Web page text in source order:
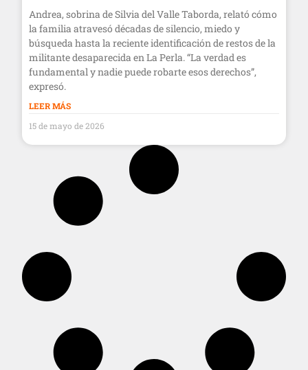
Andrea, sobrina de Silvia del Valle Taborda, relató cómo
la familia atravesó décadas de silencio, miedo y
búsqueda hasta la reciente identificación de restos de la
militante desaparecida en La Perla. “La verdad es
fundamental y nadie puede robarte esos derechos”,
expresó.
LEER MÁS
15 de mayo de 2026